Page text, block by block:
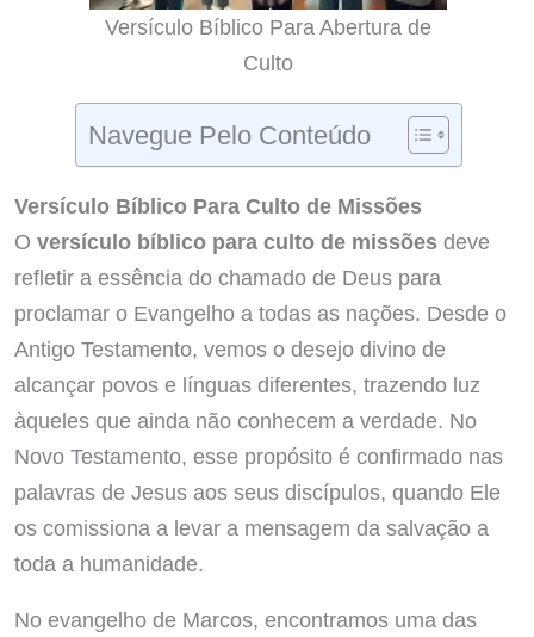
Versículo Bíblico Para Abertura de
Culto
Navegue Pelo Conteúdo
Versículo Bíblico Para Culto de Missões
O versículo bíblico para culto de missõesdeve
refletir a essência do chamado de Deus para
proclamar o Evangelho a todas as nações. Desde o
Antigo Testamento, vemos o desejo divino de
alcançar povos e línguas diferentes, trazendo luz
àqueles que ainda não conhecem a verdade. No
Novo Testamento, esse propósito é confirmado nas
palavras de Jesus aos seus discípulos, quando Ele
os comissiona a levar a mensagem da salvação a
toda a humanidade.
No evangelho de Marcos, encontramos uma das